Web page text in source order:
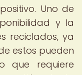
Uno de
y la
reciclados, ya
estos pueden
que requiere